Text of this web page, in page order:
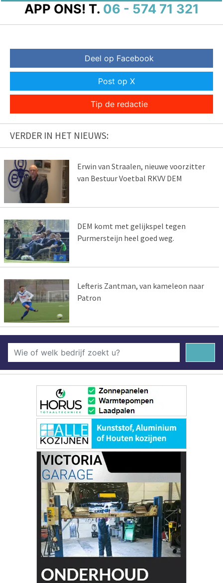
APP ONS! T. 06 - 574 71 321
Deel op Facebook
Post op X
Tip de redactie
VERDER IN HET NIEUWS:
Erwin van Straalen, nieuwe voorzitter
van Bestuur Voetbal RKVV DEM
DEM komt met gelijkspel tegen
Purmersteijn heel goed weg.
Lefteris Zantman, van kameleon naar
Patron